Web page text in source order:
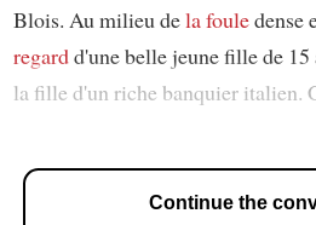
Blois. Au milieu dela fouledense
regardd'une belle jeune fille de 15
la fille d'un riche banquier italien.
Continue the